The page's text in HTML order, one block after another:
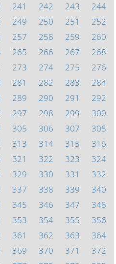
241 242 243
244
249 250 251
252
257 258 259
260
265 266 267
268
273 274 275
276
281 282 283
284
289 290 291
292
297 298 299
300
305 306 307
308
313 314 315
316
321 322 323
324
329 330 331
332
337 338 339
340
345 346 347
348
353 354 355
356
361 362 363
364
369 370 371
372